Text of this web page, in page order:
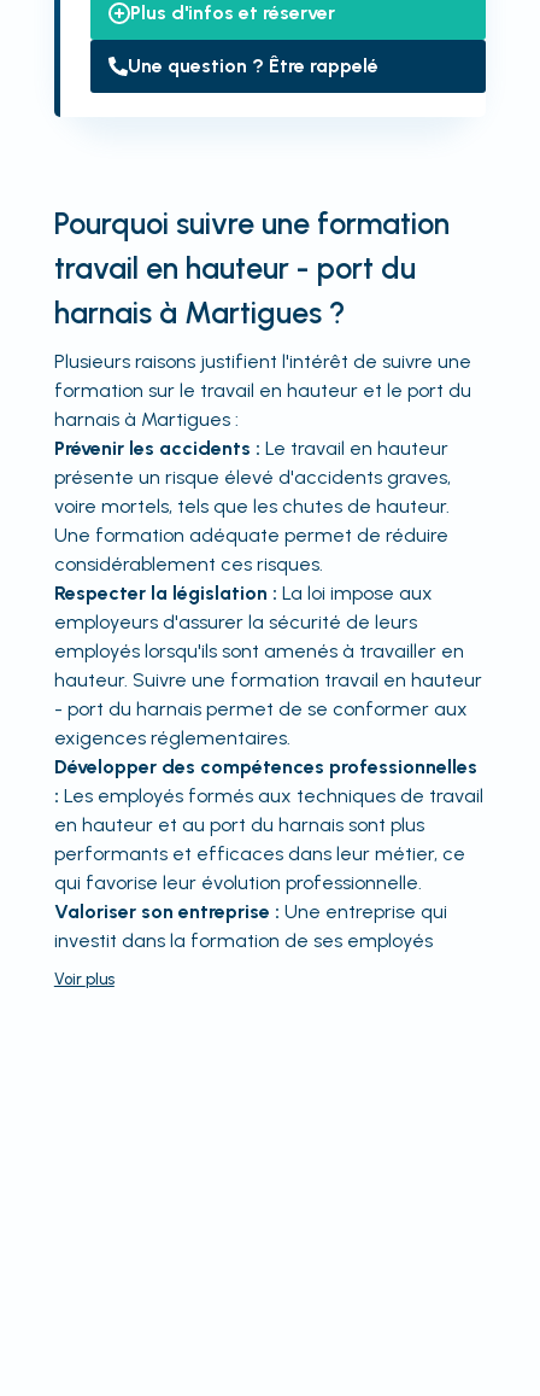
Plus d'infos et réserver
Une question ? Être rappelé
Pourquoi suivre une formation
travail en hauteur - port du
harnais à Martigues ?
Plusieurs raisons justifient l'intérêt de suivre une
formation sur le travail en hauteur et le port du
harnais à Martigues :
Prévenir les accidents : Le travail en hauteur
présente un risque élevé d'accidents graves,
voire mortels, tels que les chutes de hauteur.
Une formation adéquate permet de réduire
considérablement ces risques.
Respecter la législation : La loi impose aux
employeurs d'assurer la sécurité de leurs
employés lorsqu'ils sont amenés à travailler en
hauteur. Suivre une formation travail en hauteur
- port du harnais permet de se conformer aux
exigences réglementaires.
Développer des compétences professionnelles
: Les employés formés aux techniques de travail
en hauteur et au port du harnais sont plus
performants et efficaces dans leur métier, ce
qui favorise leur évolution professionnelle.
Valoriser son entreprise : Une entreprise qui
investit dans la formation de ses employés
Voir plus